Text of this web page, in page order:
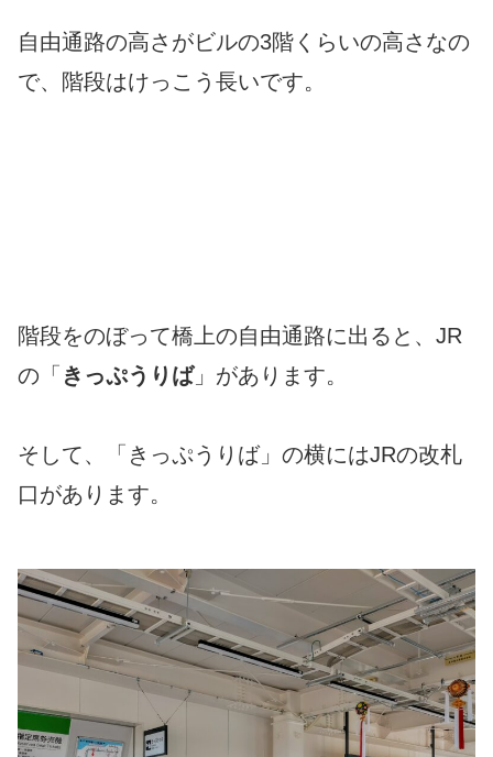
自由通路の高さがビルの3階くらいの高さなの
で、階段はけっこう長いです。
階段をのぼって橋上の自由通路に出ると、JR
の「 きっぷうりば」があります。
そして、「きっぷうりば」の横にはJRの改札
口があります。